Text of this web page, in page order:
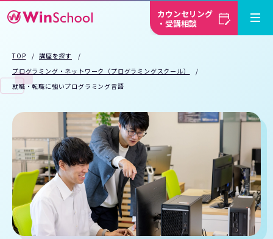
カウンセリング
・受講相談
TOP
講座を探す
プログラミング・ネットワーク（プログラミングスクール）
就職・転職に強いプログラミング言語